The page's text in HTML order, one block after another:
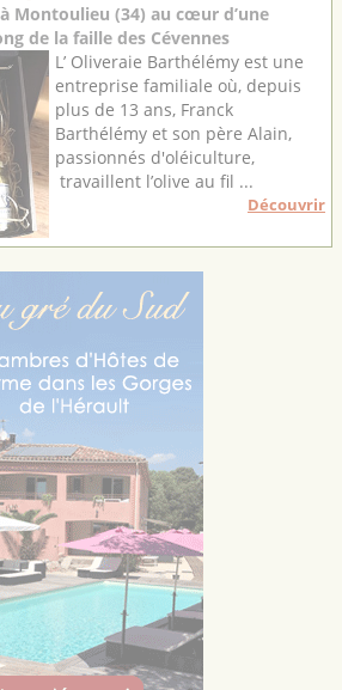
Montoulieu (34) au cœur d’une
de la faille des Cévennes
L’ Oliveraie Barthélémy est une
entreprise familiale où, depuis
plus de 13 ans, Franck
Barthélémy et son père Alain,
passionnés d'oléiculture,
travaillent l’olive au fil ...
Découvrir